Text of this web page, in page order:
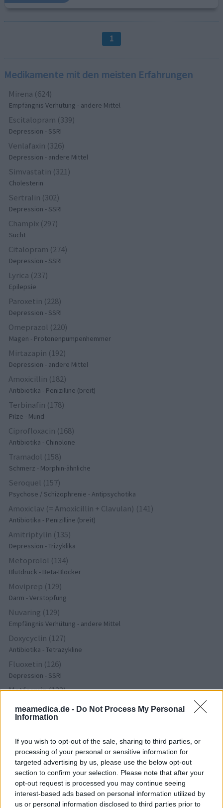
meamedica.de - Do Not Process My Personal
Information
If you wish to opt-out of the sale, sharing to third parties, or
processing of your personal or sensitive information for
targeted advertising by us, please use the below opt-out
section to confirm your selection. Please note that after your
opt-out request is processed you may continue seeing
interest-based ads based on personal information utilized by
us or personal information disclosed to third parties prior to
1
Medikamente mit den meisten Erfahrungen
Mirena (624)
Empfängnis Verhütung - andere Mittel
Escitalopram (339)
Depression - SSRI
Venlafaxin (326)
Depression - andere Mittel
Simvastatin (321)
Cholesterin
Sertralin (302)
Depression - SSRI
Champix (297)
Sucht
Citalopram (274)
Depression - SSRI
Lyrica (237)
Epilepsie
Paroxetin (228)
Depression - SSRI
Omeprazol (220)
Magen - Protonenpumpenhemmer
Mirtazapin (192)
Depression - andere Mittel
Amoxicillin (182)
Antibiotika - Penizilline (breit)
Terbinafin (178)
Pilze - Mund
Ciprofloxacin (168)
Antibiotika - Chinolone
Tramadol (158)
Schmerz - Morphin-ähnliche
Seroquel (157)
Psychose / Schizophrenie - Antipsychotika
Amoxiclav (= Amoxicillin + Clavulan) (141)
Antibiotika - Penizilline (breit)
Amitriptylin (135)
Depression - Trizyklika
Metoprolol (134)
Blutdruck - Beta-Blocker
Moviprep (129)
Darm - Verstopfung
Nuvaring (129)
Empfängnis Verhütung - andere Mittel
Doxycyclin (127)
Antibiotika - Tetrazykline
Fluoxetin (126)
Depression - SSRI
Metformin (123)
Ritalin (113)
Amlodipin (107)
Blutdruck - Calciumkanalblocker
Azithromycin (104)
Antibiotika - Makrolide
Pantoprazol (103)
Magen - Protonenpumpenhemmer